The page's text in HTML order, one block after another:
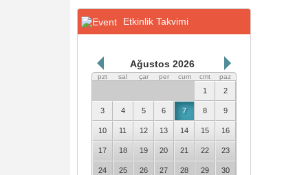
Etkinlik Takvimi
Ağustos 2026
pzt sal çar per cum cmt paz
1 2
3 4 5 6 7 8 9
10 11 12 13 14 15 16
17 18 19 20 21 22 23
24 25 26 27 28 29 30